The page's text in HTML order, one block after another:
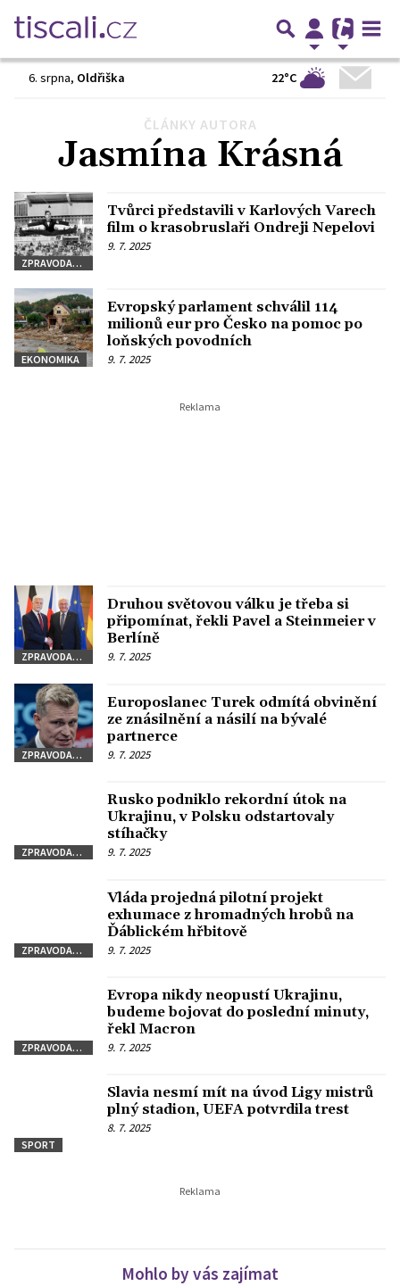
6. srpna, Oldřiška 22°C
ČLÁNKY AUTORA
Jasmína Krásná
ZPRAVODAJSTVÍ
Tvůrci představili v Karlových Varech
film o krasobruslaři Ondreji Nepelovi
9. 7. 2025
EKONOMIKA
Evropský parlament schválil 114
milionů eur pro Česko na pomoc po
loňských povodních
9. 7. 2025
ZPRAVODAJSTVÍ
Druhou světovou válku je třeba si
připomínat, řekli Pavel a Steinmeier v
Berlíně
9. 7. 2025
ZPRAVODAJSTVÍ
Europoslanec Turek odmítá obvinění
ze znásilnění a násilí na bývalé
partnerce
9. 7. 2025
ZPRAVODAJSTVÍ
Rusko podniklo rekordní útok na
Ukrajinu, v Polsku odstartovaly
stíhačky
9. 7. 2025
ZPRAVODAJSTVÍ
Vláda projedná pilotní projekt
exhumace z hromadných hrobů na
Ďáblickém hřbitově
9. 7. 2025
ZPRAVODAJSTVÍ
Evropa nikdy neopustí Ukrajinu,
budeme bojovat do poslední minuty,
řekl Macron
9. 7. 2025
SPORT
Slavia nesmí mít na úvod Ligy mistrů
plný stadion, UEFA potvrdila trest
8. 7. 2025
308 309 310 311
Další
Mohlo by vás zajímat